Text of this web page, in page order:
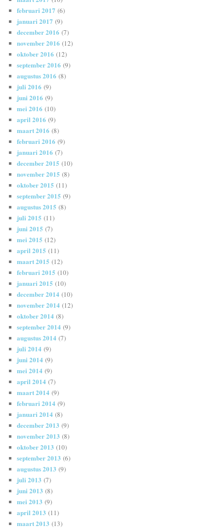
februari 2017 (6)
januari 2017 (9)
december 2016 (7)
november 2016 (12)
oktober 2016 (12)
september 2016 (9)
augustus 2016 (8)
juli 2016 (9)
juni 2016 (9)
mei 2016 (10)
april 2016 (9)
maart 2016 (8)
februari 2016 (9)
januari 2016 (7)
december 2015 (10)
november 2015 (8)
oktober 2015 (11)
september 2015 (9)
augustus 2015 (8)
juli 2015 (11)
juni 2015 (7)
mei 2015 (12)
april 2015 (11)
maart 2015 (12)
februari 2015 (10)
januari 2015 (10)
december 2014 (10)
november 2014 (12)
oktober 2014 (8)
september 2014 (9)
augustus 2014 (7)
juli 2014 (9)
juni 2014 (9)
mei 2014 (9)
april 2014 (7)
maart 2014 (9)
februari 2014 (9)
januari 2014 (8)
december 2013 (9)
november 2013 (8)
oktober 2013 (10)
september 2013 (6)
augustus 2013 (9)
juli 2013 (7)
juni 2013 (8)
mei 2013 (9)
april 2013 (11)
maart 2013 (13)